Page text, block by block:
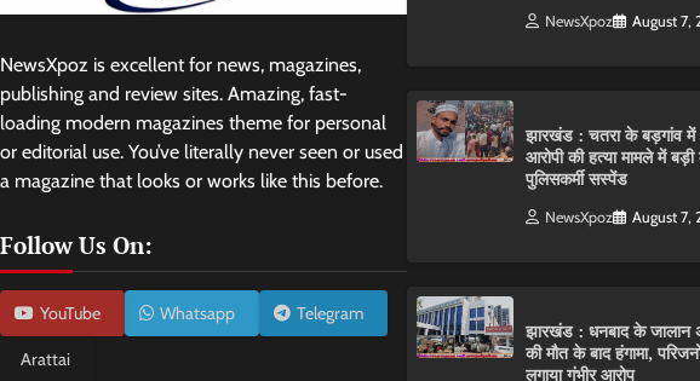
NewsXpoz is excellent for news, magazines,
publishing and review sites. Amazing, fast-
loading modern magazines theme for personal
or editorial use. You’ve literally never seen or used
a magazine that looks or works like this before.
Follow Us On:
YouTube Whatsapp Telegram
Arattai
NewsXpoz August 7,
झारखंड : चतरा के बड़गांव में
आरोपी की हत्या मामले में बड़ी
पुलिसकर्मी सस्पेंड
NewsXpoz August 7,
झारखंड : धनबाद के जालान
की मौत के बाद हंगामा,
लगाया गंभीर आरोप